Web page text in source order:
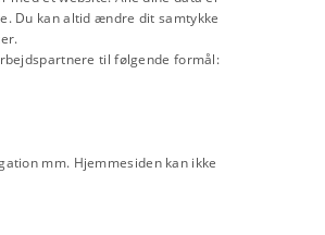
Du kan altid ændre dit samtykke
til følgende formål:
mm. Hjemmesiden kan ikke